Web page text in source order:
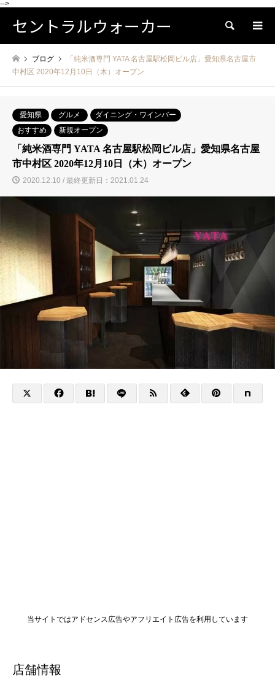
-->
セントラルウォーカー 検索
ブログ
「純米酒専門 YATA 名古屋駅松岡ビル店」愛知県名古屋市
中村区 2020年12月10日（木）オープン
愛知県 グルメ
ダイニング・ワインバー
おすすめ
新規オープン
「純米酒専門 YATA 名古屋駅松岡ビル店」愛知県名古屋
市中村区 2020年12月10日（木）オープン
2020.12.10 / 最終更新日：2021.01.24
当サイトではアドセンス広告やアフリエイト広告を利用しています
店舗情報